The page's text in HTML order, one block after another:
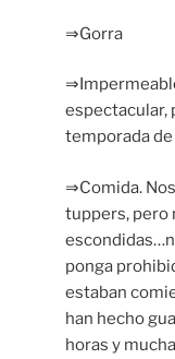
⇒Gorra
espectacular,
temporada
⇒Comida.
tuppers, pero
ponga
estaban
han hecho
horas y